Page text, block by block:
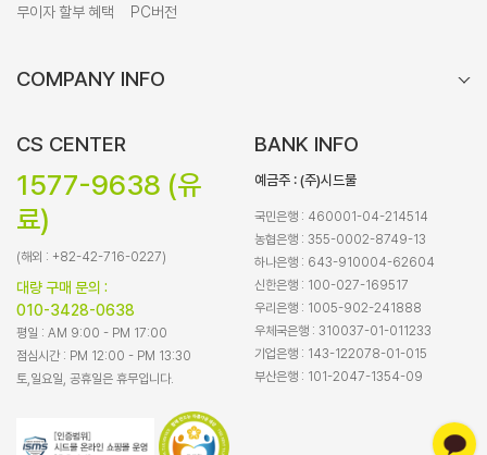
무이자 할부 혜택
PC버전
COMPANY INFO
CS CENTER
1577-9638 (유
료)
(해외 : +82-42-716-0227)
대량 구매 문의 :
010-3428-0638
평일 : AM 9:00 - PM 17:00
점심시간 : PM 12:00 - PM 13:30
토,일요일, 공휴일은 휴무입니다.
BANK INFO
예금주 : (주)시드물
국민은행 : 460001-04-214514
농협은행 : 355-0002-8749-13
하나은행 : 643-910004-62604
신한은행 : 100-027-169517
우리은행 : 1005-902-241888
우체국은행 : 310037-01-011233
기업은행 : 143-122078-01-015
부산은행 : 101-2047-1354-09